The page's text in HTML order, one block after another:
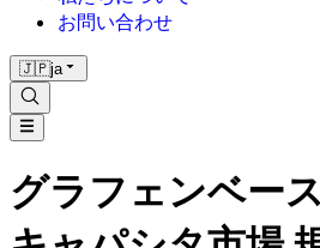
お問い合わせ
🇯🇵ja
グラフェンベー